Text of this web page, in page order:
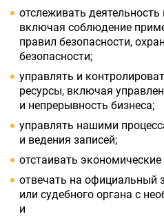
отслеживать
включая соблюдение
правил безопасности,
безопасности;
управлять и
ресурсы, включая
и непрерывность бизнеса;
управлять нашими
и ведения записей;
отстаивать
отвечать на официальный
или судебного органа с
и